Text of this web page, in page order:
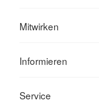
Mitwirken
Informieren
Service